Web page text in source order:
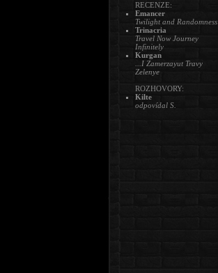
RECENZE:
Emancer
Twilight and Randomness
Trinacria
Travel Now Journey
Infinitely
Kurgan
...I Zamerzayut Travy
Zelenye
ROZHOVORY:
Kilte
odpovídal S.